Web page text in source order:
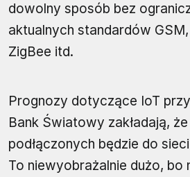
dowolny sposób bez
aktualnych standardów
ZigBee itd.
Prognozy dotyczące IoT
Bank Światowy zakładają,
podłączonych będzie do
To niewyobrażalnie dużo, bo